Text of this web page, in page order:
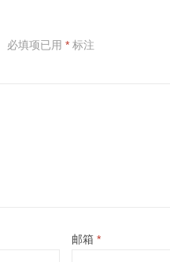
必填项已用 * 标注
邮箱 *